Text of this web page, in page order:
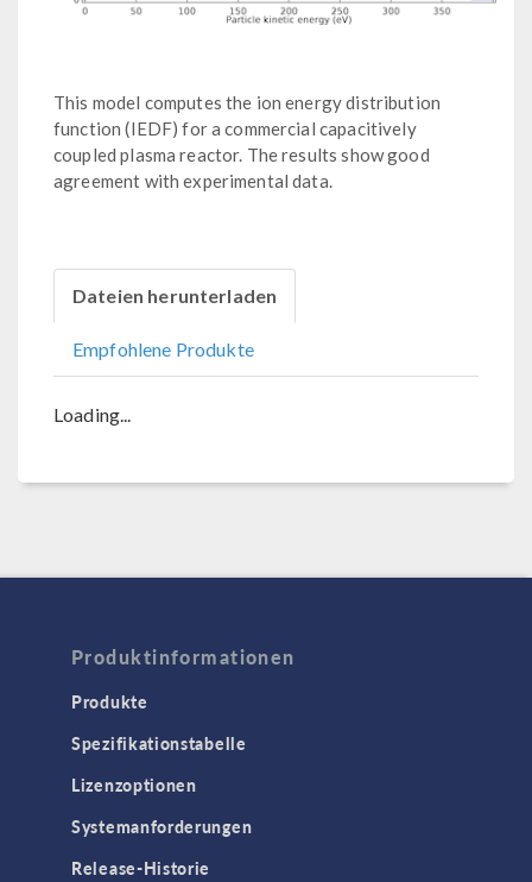
This model computes the ion energy distribution
function (IEDF) for a commercial capacitively
coupled plasma reactor. The results show good
agreement with experimental data.
Dateien herunterladen
Empfohlene Produkte
Loading...
Produktinformationen
Produkte
Spezifikationstabelle
Lizenzoptionen
Systemanforderungen
Release-Historie